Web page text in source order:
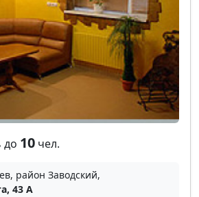
до 10 чел.
район Заводский,
43 А